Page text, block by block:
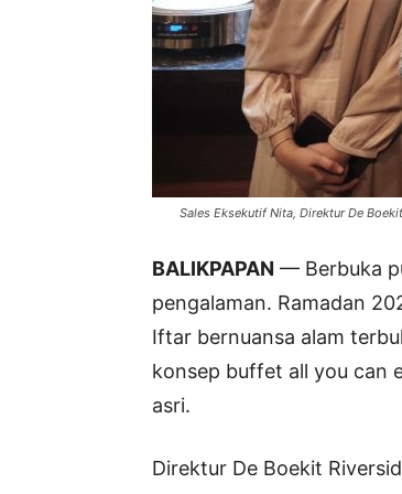
Sales Eksekutif Nita, Direktur De
BALIKPAPAN — Berbuka
pengalaman. Ramadan
Iftar bernuansa alam
konsep buffet all you can
asri.
Direktur De Boekit